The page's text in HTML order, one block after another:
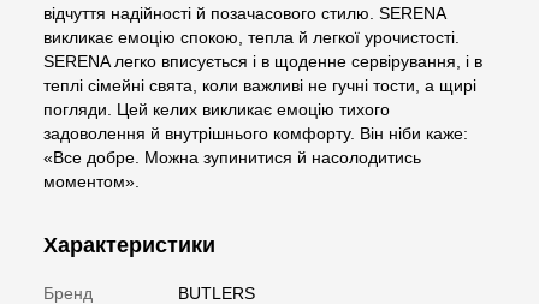
відчуття надійності й позачасового стилю. SERENA
викликає емоцію спокою, тепла й легкої урочистості.
SERENA легко вписується і в щоденне сервірування, і в
теплі сімейні свята, коли важливі не гучні тости, а щирі
погляди. Цей келих викликає емоцію тихого
задоволення й внутрішнього комфорту. Він ніби каже:
«Все добре. Можна зупинитися й насолодитись
моментом».
Характеристики
Бренд
BUTLERS